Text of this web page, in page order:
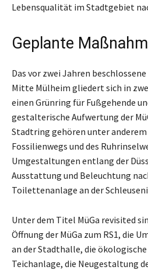
Lebensqualität im Stadtgebiet
Geplante
Das vor zwei Jahren
Mitte Mülheim gliedert sich in
einen Grünring für Fußgehende
gestalterische Aufwertung der
Stadtring gehören unter
Fossilienwegs und des
Umgestaltungen entlang der
Ausstattung und Beleuchtung
Toilettenanlage an der
Unter dem Titel MüGa revisited
Öffnung der MüGa zum RS1, die
an der Stadthalle, die
Teichanlage, die Neugestaltung